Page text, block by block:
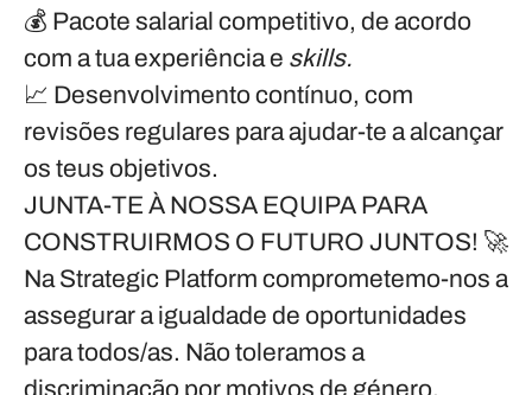
💰 Pacote salarial competitivo, de acordo
com a tua experiência e skills.
📈 Desenvolvimento contínuo, com
revisões regulares para ajudar-te a alcançar
os teus objetivos.
JUNTA-TE À NOSSA EQUIPA PARA
CONSTRUIRMOS O FUTURO JUNTOS! 🚀
Na Strategic Platform comprometemo-nos a
assegurar a igualdade de oportunidades
para todos/as. Não toleramos a
discriminação por motivos de género,